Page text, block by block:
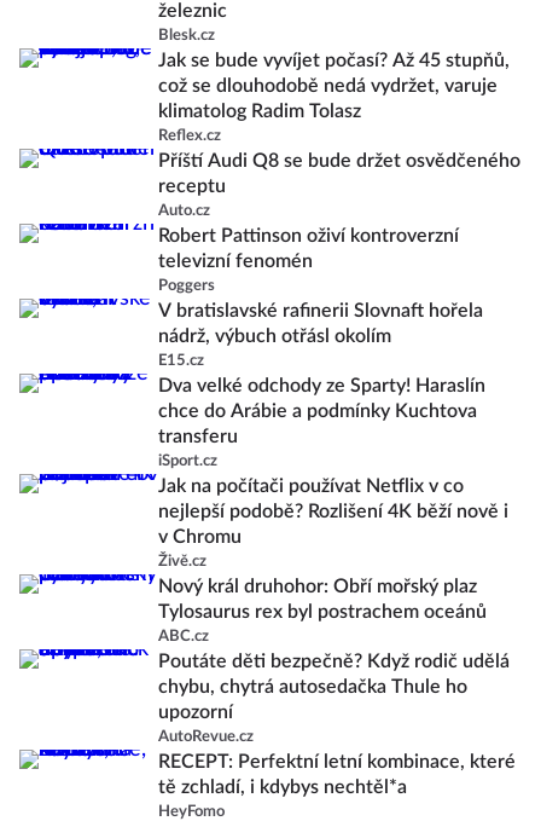
železnic
Blesk.cz
Jak se bude vyvíjet počasí? Až 45 stupňů,
což se dlouhodobě nedá vydržet, varuje
klimatolog Radim Tolasz
Reflex.cz
Příští Audi Q8 se bude držet osvědčeného
receptu
Auto.cz
Robert Pattinson oživí kontroverzní
televizní fenomén
Poggers
V bratislavské rafinerii Slovnaft hořela
nádrž, výbuch otřásl okolím
E15.cz
Dva velké odchody ze Sparty! Haraslín
chce do Arábie a podmínky Kuchtova
transferu
iSport.cz
Jak na počítači používat Netflix v co
nejlepší podobě? Rozlišení 4K běží nově i
v Chromu
Živě.cz
Nový král druhohor: Obří mořský plaz
Tylosaurus rex byl postrachem oceánů
ABC.cz
Poutáte děti bezpečně? Když rodič udělá
chybu, chytrá autosedačka Thule ho
upozorní
AutoRevue.cz
RECEPT: Perfektní letní kombinace, které
tě zchladí, i kdybys nechtěl*a
HeyFomo